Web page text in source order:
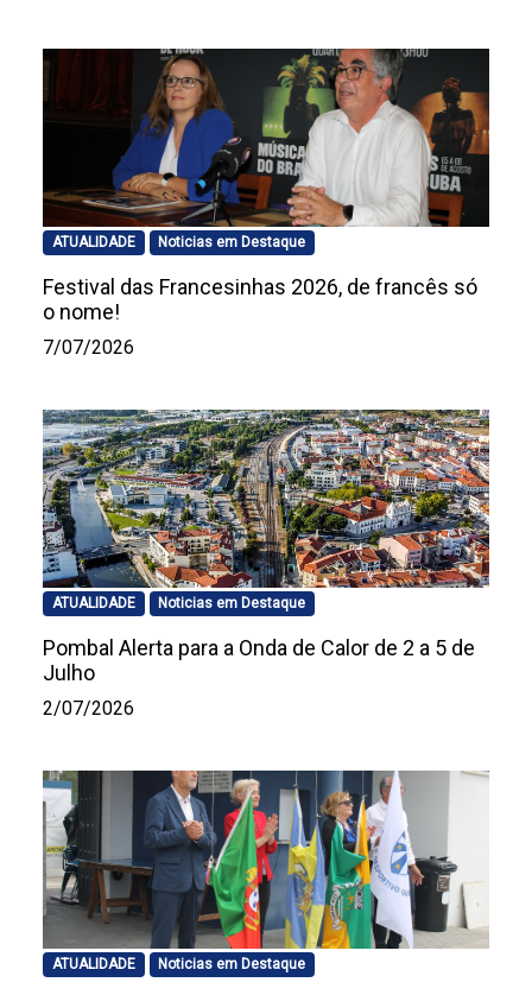
ATUALIDADE Noticias em Destaque
Festival das Francesinhas 2026, de francês só
o nome!
7/07/2026
ATUALIDADE Noticias em Destaque
Pombal Alerta para a Onda de Calor de 2 a 5 de
Julho
2/07/2026
ATUALIDADE Noticias em Destaque